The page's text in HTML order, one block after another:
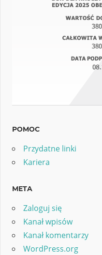
POMOC
Przydatne linki
Kariera
META
Zaloguj się
Kanał wpisów
Kanał komentarzy
WordPress.org